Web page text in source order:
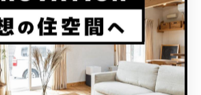
Recent Posts